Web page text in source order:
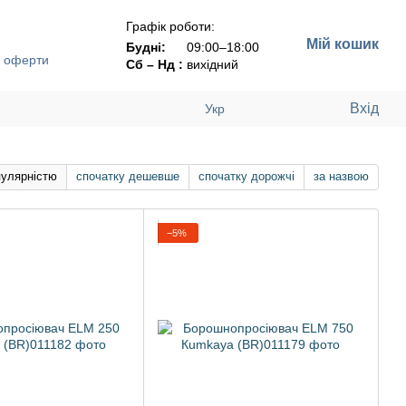
оферти
Графік роботи:
Будні:
09:00–18:00
Сб – Нд : вихідний
Мій кошик
Укр Вхід
спочатку дешевше спочатку дорожчі за назвою
−5%